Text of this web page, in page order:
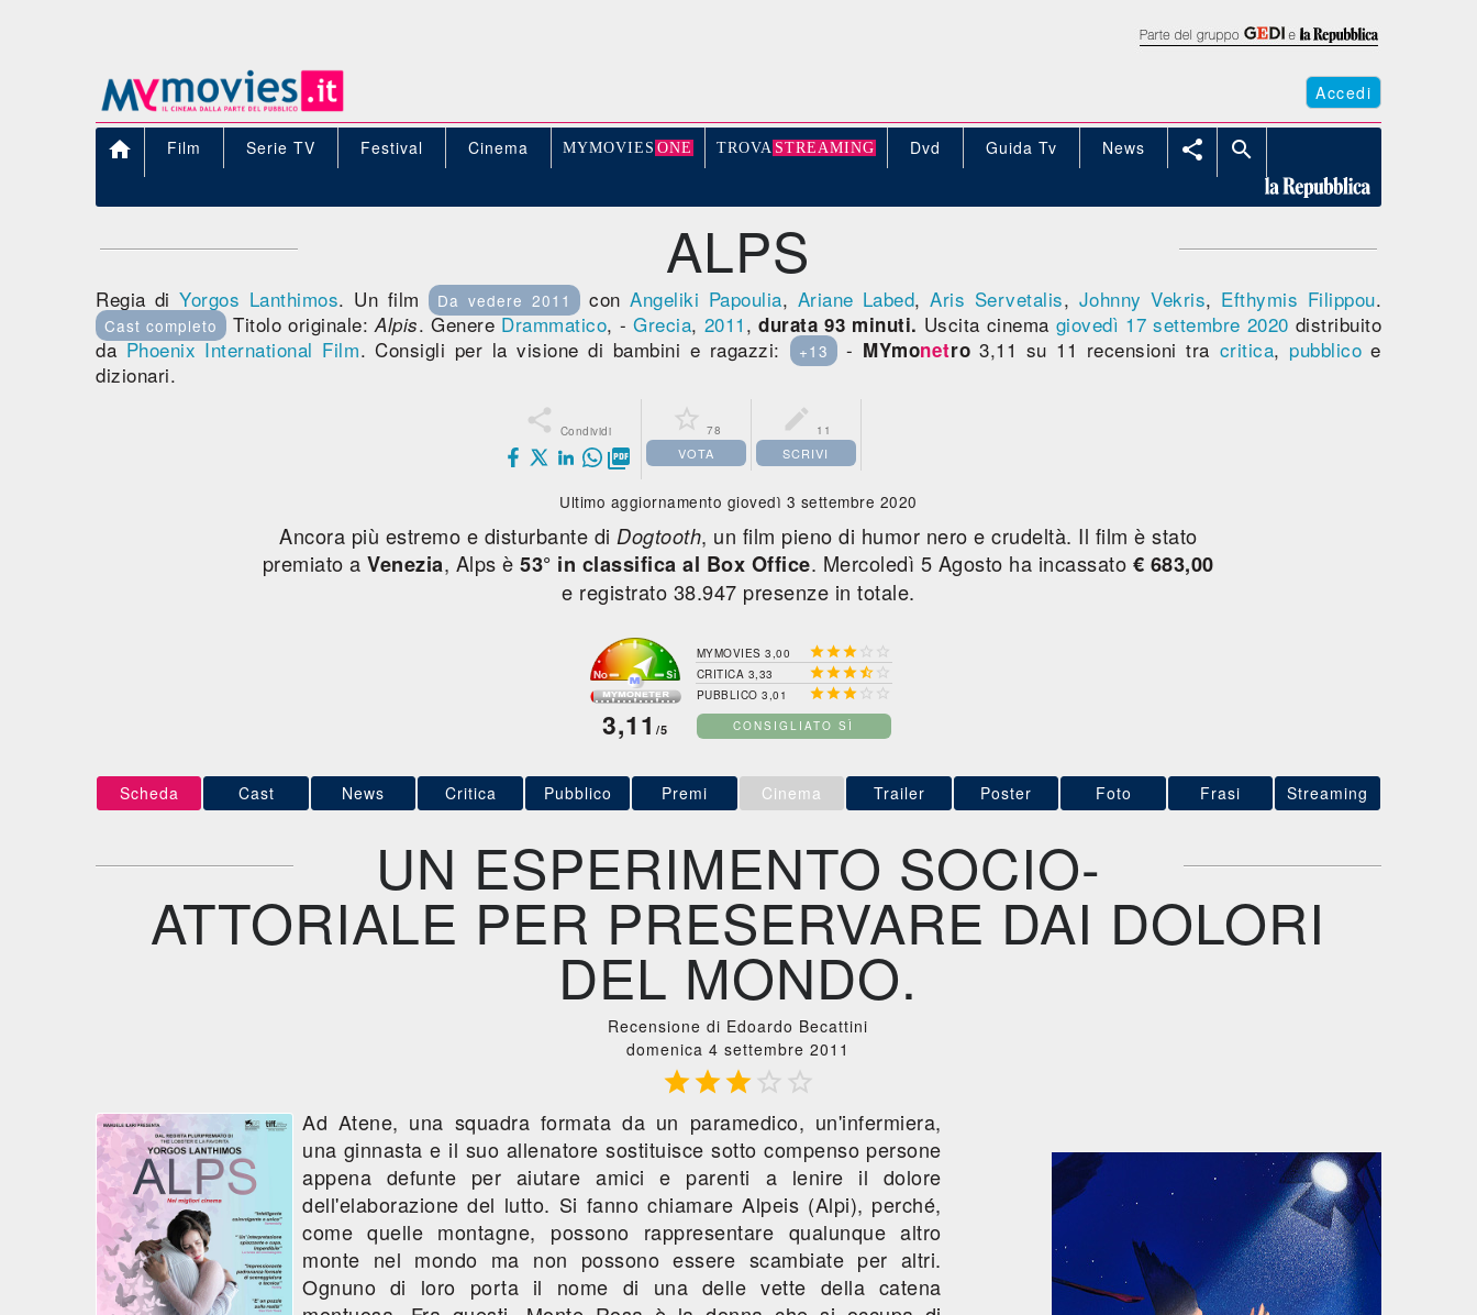
Accedi
 Film Serie TV Festival Cinema MYMOVIE S ONE TROVA STREAMING Dvd Guida Tv News  
ALPS
Regia diYorgos Lanthimos. Un film Da vedere 2011 conAngeliki Papoulia, Ariane Labed,Aris Servetalis, Johnny Vekris, Efthymis Filippou.
Cast completo Titolo originale:Alpis. GenereDrammatico, -Grecia, 2011 ,durata 93 minuti. Uscita cinema giovedì 17 settembre 2020 distribuito
daPhoenix International Film. Consigli per la visione di bambini e ragazzi: +13 - MYmonetro 3,11 su 11 recensioni tra critica, pubblico e
dizionari.
 Condividi

 78
VOTA
 11
SCRIVI
Ultimo aggiornamento giovedì 3 settembre 2020
Ancora più estremo e disturbante di Dogtooth, un film pieno di humor nero e crudeltà. Il film è stato
premiato aVenezia, Alps è53° in classifica al Box Office. Mercoledì 5 Agosto ha incassato € 683,00
e registrato 38.947 presenze in totale.
3,11 /5
MYMOVIES 3,00   
CRITICA 3,33  
PUBBLICO 3,01   
CONSIGLIATO SÌ
Scheda Cast News Critica Pubblico Premi Cinema Trailer Poster Foto Frasi Streaming
UN ESPERIMENTO SOCIO-
ATTORIALE PER PRESERVARE DAI DOLORI
DEL MONDO.
Recensione di Edoardo Becattini
domenica 4 settembre 2011
  
Ad Atene, una squadra formata da un paramedico, un'infermiera,
una ginnasta e il suo allenatore sostituisce sotto compenso persone
appena defunte per aiutare amici e parenti a lenire il dolore
dell'elaborazione del lutto. Si fanno chiamare Alpeis (Alpi), perché,
come quelle montagne, possono rappresentare qualunque altro
monte nel mondo ma non possono essere scambiate per altri.
Ognuno di loro porta il nome di una delle vette della catena